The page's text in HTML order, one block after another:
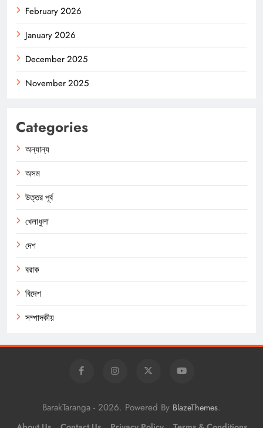
February 2026
January 2026
December 2025
November 2025
Categories
অন্যান্য
অসম
উত্তর পূর্ব
খেলাধুলা
দেশ
বরাক
বিদেশ
সম্পাদকীয়
BarakTaranga - 2026. Powered By BlazeThemes.